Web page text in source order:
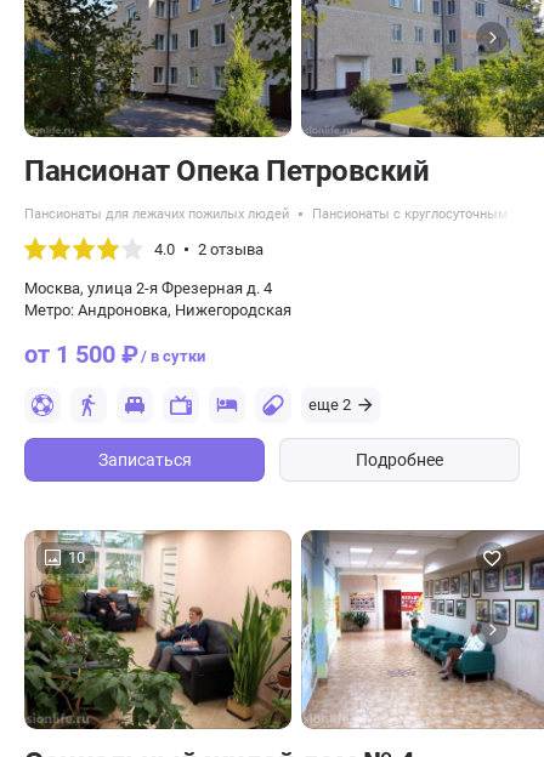
Пансионат Опека Петровский
Пансионаты для лежачих пожилых людей Пансионаты с круглосуточным
4.0 2 отзыва
Москва, улица 2-я Фрезерная д. 4
Метро: Андроновка, Нижегородская
от 1 500 ₽/ в сутки
еще 2
Записаться Подробнее
10